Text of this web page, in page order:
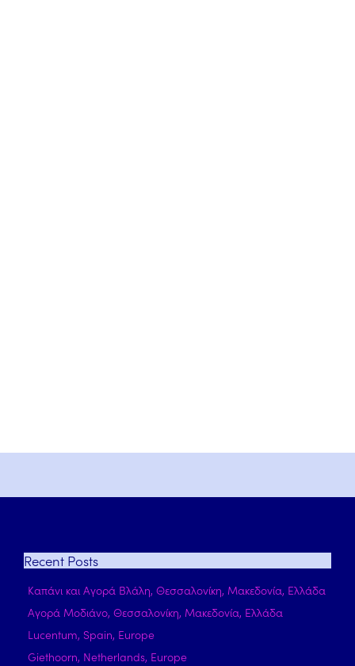
Recent Posts
Καπάνι και Αγορά Βλάλη, Θεσσαλονίκη, Μακεδονία, Ελλάδα
Αγορά Μοδιάνο, Θεσσαλονίκη, Μακεδονία, Ελλάδα
Lucentum, Spain, Europe
Giethoorn, Netherlands, Europe